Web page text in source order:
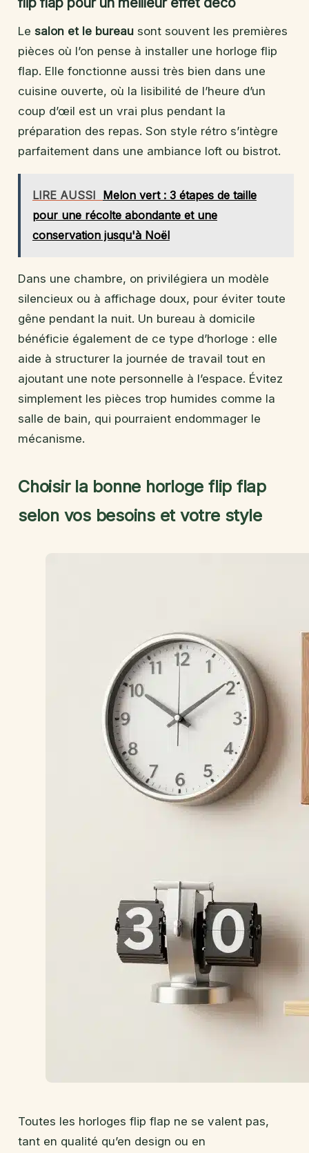
Le salon et le bureau sont souvent les premières
pièces où l’on pense à installer une horloge flip
flap. Elle fonctionne aussi très bien dans une
cuisine ouverte, où la lisibilité de l’heure d’un
coup d’œil est un vrai plus pendant la
préparation des repas. Son style rétro s’intègre
parfaitement dans une ambiance loft ou bistrot.
LIRE AUSSI Melon vert : 3 étapes de taille
pour une récolte abondante et une
conservation jusqu'à Noël
Dans une chambre, on privilégiera un modèle
silencieux ou à affichage doux, pour éviter toute
gêne pendant la nuit. Un bureau à domicile
bénéficie également de ce type d’horloge : elle
aide à structurer la journée de travail tout en
ajoutant une note personnelle à l’espace. Évitez
simplement les pièces trop humides comme la
salle de bain, qui pourraient endommager le
mécanisme.
Choisir la bonne horloge flip flap
selon vos besoins et votre style
Toutes les horloges flip flap ne se valent pas,
tant en qualité qu’en design ou en